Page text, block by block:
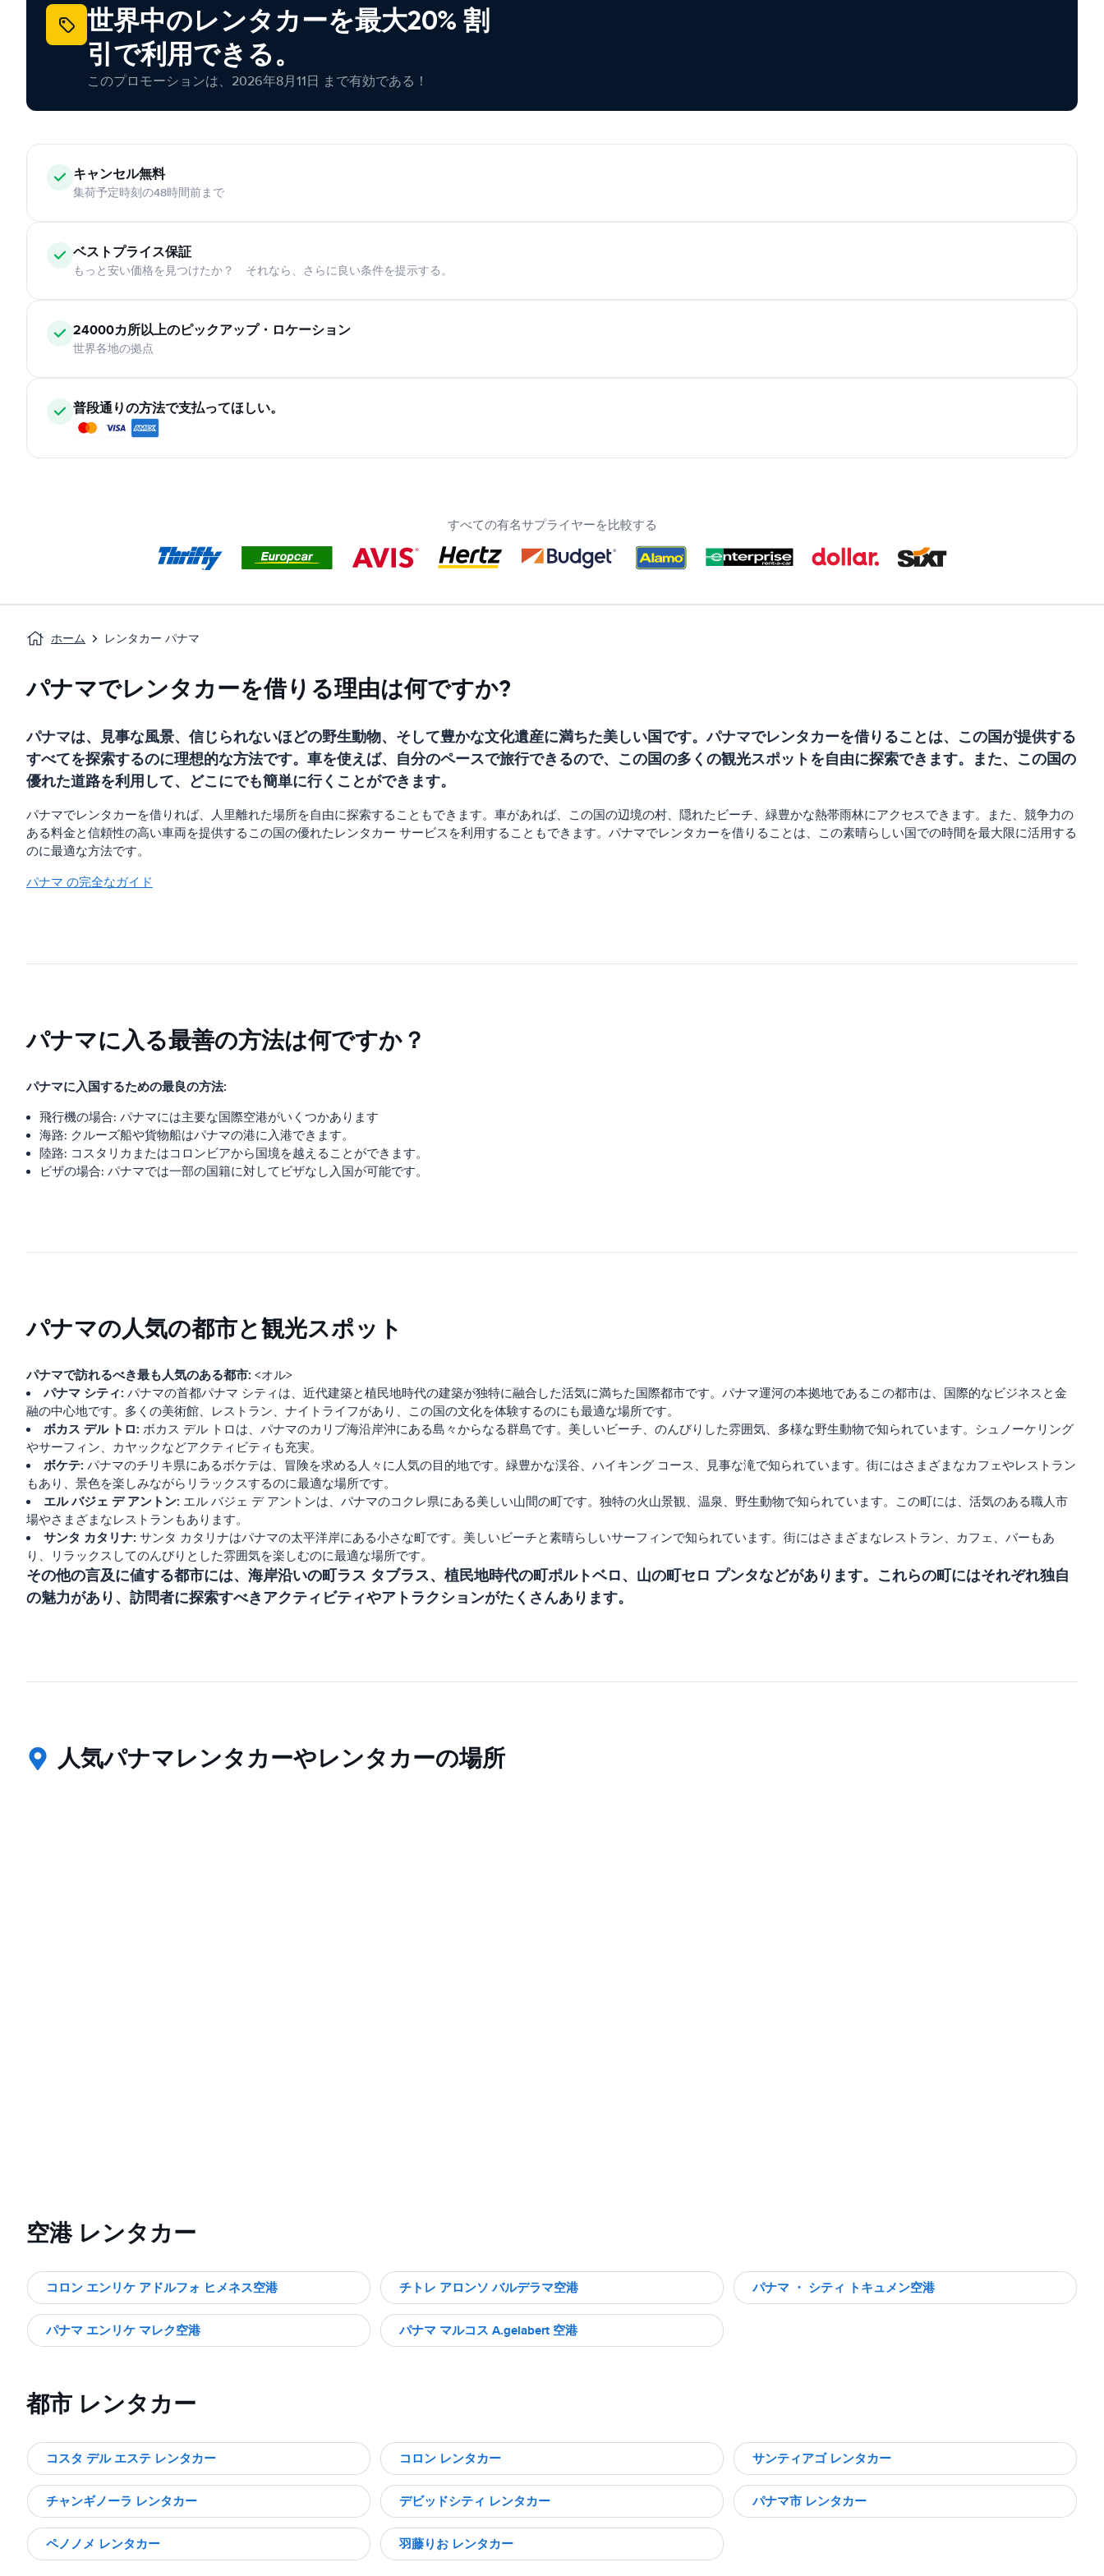
世界中のレンタカーを最大20% 割
引で利用できる。
このプロモーションは、2026年8月11日 まで有効である！
キャンセル無料
集荷予定時刻の48時間前まで
ベストプライス保証
もっと安い価格を見つけたか？ それなら、さらに良い条件を提示する。
24000カ所以上のピックアップ・ロケーション
世界各地の拠点
普段通りの方法で支払ってほしい。
すべての有名サプライヤーを比較する
ホーム レンタカー パナマ
パナマでレンタカーを借りる理由は何ですか?
パナマは、見事な風景、信じられないほどの野生動物、そして豊かな文化遺産に満ちた美しい国です。パナマでレンタカーを借りることは、この国が提供する
すべてを探索するのに理想的な方法です。車を使えば、自分のペースで旅行できるので、この国の多くの観光スポットを自由に探索できます。また、この国の
優れた道路を利用して、どこにでも簡単に行くことができます。
パナマでレンタカーを借りれば、人里離れた場所を自由に探索することもできます。車があれば、この国の辺境の村、隠れたビーチ、緑豊かな熱帯雨林にアクセスできます。また、競争力の
ある料金と信頼性の高い車両を提供するこの国の優れたレンタカー サービスを利用することもできます。パナマでレンタカーを借りることは、この素晴らしい国での時間を最大限に活用する
のに最適な方法です。
パナマ の完全なガイド
パナマに入る最善の方法は何ですか？
パナマに入国するための最良の方法:
飛行機の場合: パナマには主要な国際空港がいくつかあります
海路: クルーズ船や貨物船はパナマの港に入港できます。
陸路: コスタリカまたはコロンビアから国境を越えることができます。
ビザの場合: パナマでは一部の国籍に対してビザなし入国が可能です。
パナマの人気の都市と観光スポット
パナマで訪れるべき最も人気のある都市: <オル>
パナマ シティ: パナマの首都パナマ シティは、近代建築と植民地時代の建築が独特に融合した活気に満ちた国際都市です。パナマ運河の本拠地であるこの都市は、国際的なビジネスと金
融の中心地です。多くの美術館、レストラン、ナイトライフがあり、この国の文化を体験するのにも最適な場所です。
ボカス デル トロ: ボカス デル トロは、パナマのカリブ海沿岸沖にある島々からなる群島です。美しいビーチ、のんびりした雰囲気、多様な野生動物で知られています。シュノーケリング
やサーフィン、カヤックなどアクティビティも充実。
ボケテ: パナマのチリキ県にあるボケテは、冒険を求める人々に人気の目的地です。緑豊かな渓谷、ハイキング コース、見事な滝で知られています。街にはさまざまなカフェやレストラン
もあり、景色を楽しみながらリラックスするのに最適な場所です。
エル バジェ デ アントン: エル バジェ デ アントンは、パナマのコクレ県にある美しい山間の町です。独特の火山景観、温泉、野生動物で知られています。この町には、活気のある職人市
場やさまざまなレストランもあります。
サンタ カタリナ: サンタ カタリナはパナマの太平洋岸にある小さな町です。美しいビーチと素晴らしいサーフィンで知られています。街にはさまざまなレストラン、カフェ、バーもあ
り、リラックスしてのんびりとした雰囲気を楽しむのに最適な場所です。
その他の言及に値する都市には、海岸沿いの町ラス タブラス、植民地時代の町ポルトベロ、山の町セロ プンタなどがあります。これらの町にはそれぞれ独自
の魅力があり、訪問者に探索すべきアクティビティやアトラクションがたくさんあります。
人気パナマレンタカーやレンタカーの場所
空港 レンタカー
コロン エンリケ アドルフォ ヒメネス空港 チトレ アロンソ バルデラマ空港 パナマ ・ シティ トキュメン空港
パナマ エンリケ マレク空港 パナマ マルコス A.gelabert 空港
都市 レンタカー
コスタ デル エステ レンタカー コロン レンタカー サンティアゴ レンタカー
チャンギノーラ レンタカー デビッドシティ レンタカー パナマ市 レンタカー
ペノノメ レンタカー 羽藤りお レンタカー